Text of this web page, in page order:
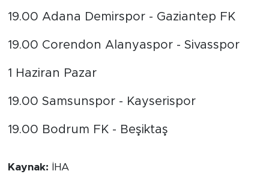
19.00 Adana Demirspor - Gaziantep FK
19.00 Corendon Alanyaspor - Sivasspor
1 Haziran Pazar
19.00 Samsunspor - Kayserispor
19.00 Bodrum FK - Beşiktaş
Kaynak: İHA